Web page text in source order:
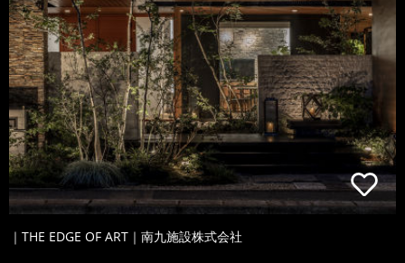
｜THE EDGE OF ART｜南九施設株式会社